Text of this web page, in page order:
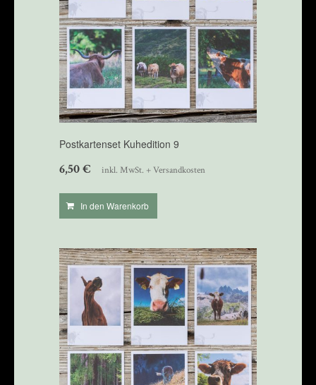
Postkartenset Kuhedition 9
6,50€ inkl. MwSt. + Versandkosten
In den Warenkorb